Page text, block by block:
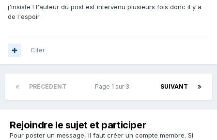
j'insiste ! l'auteur du post est intervenu plusieurs fois donc il y a
de l'espoir
Citer
PRÉCÉDENT SUIVANT
Page 1 sur 3
Rejoindre le sujet et participer
Pour poster un message, il faut créer un compte membre. Si